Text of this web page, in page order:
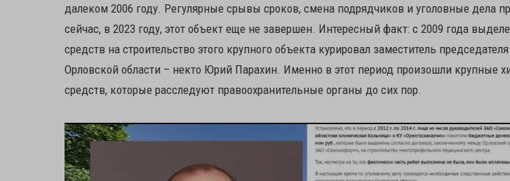
далеком 2006 году. Регулярные срывы сроков, смена подрядчиков и уголовные дела
сейчас, в 2023 году, этот объект еще не завершен. Интересный факт: с 2009 года
средств на строительство этого крупного объекта курировал заместитель
Орловской области – некто Юрий Парахин. Именно в этот период произошли крупные
средств, которые расследуют правоохранительные органы до сих пор.